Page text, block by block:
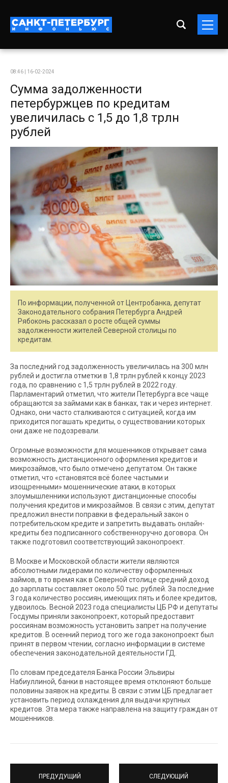
08:46 | 16-02-2024
Сумма задолженности
петербуржцев по кредитам
увеличилась с 1,5 до 1,8 трлн
рублей
По информации, полученной от Центробанка, депутат
Законодательного собрания Петербурга Андрей
Рябоконь рассказал о росте общей суммы
задолженности жителей Северной столицы по
кредитам.
За последний год задолженность увеличилась на 300 млн
рублей и достигла отметки в 1,8 трлн рублей к концу 2023
года, по сравнению с 1,5 трлн рублей в 2022 году.
Парламентарий отметил, что жители Петербурга все чаще
обращаются за займами как в банках, так и через интернет.
Однако, они часто сталкиваются с ситуацией, когда им
приходится погашать кредиты, о существовании которых
они даже не подозревали.
Огромные возможности для мошенников открывает сама
возможность дистанционного оформления кредитов и
микрозаймов, что было отмечено депутатом. Он также
отметил, что «становятся всё более частыми и
изощренными» мошеннические атаки, в которых
злоумышленники используют дистанционные способы
получения кредитов и микрозаймов. В связи с этим, депутат
предложил внести поправки в федеральный закон о
потребительском кредите и запретить выдавать онлайн-
кредиты без подписанного собственноручно договора. Он
также подготовил соответствующий законопроект.
В Москве и Московской области жители являются
абсолютными лидерами по количеству оформленных
займов, в то время как в Северной столице средний доход
до зарплаты составляет около 50 тыс. рублей. За последние
3 года количество россиян, имеющих пять и более кредитов,
удвоилось. Весной 2023 года специалисты ЦБ РФ и депутаты
Госдумы приняли законопроект, который предоставит
россиянам возможность установить запрет на получение
кредитов. В осенний период того же года законопроект был
принят в первом чтении, согласно информации в системе
обеспечения законодательной деятельности ГД.
По словам председателя Банка России Эльвиры
Набиуллиной, банки в настоящее время отклоняют больше
половины заявок на кредиты. В связи с этим ЦБ предлагает
установить период охлаждения для выдачи крупных
кредитов. Эта мера также направлена на защиту граждан от
мошенников.
ПРЕДУДУЩИЙ СЛЕДУЮЩИЙ